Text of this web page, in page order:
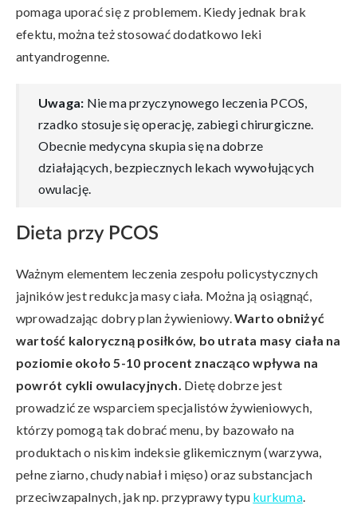
pomaga uporać się z problemem. Kiedy jednak brak
efektu, można też stosować dodatkowo leki
antyandrogenne.
Uwaga: Nie ma przyczynowego leczenia PCOS,
rzadko stosuje się operację, zabiegi chirurgiczne.
Obecnie medycyna skupia się na dobrze
działających, bezpiecznych lekach wywołujących
owulację.
Dieta przy PCOS
Ważnym elementem leczenia zespołu policystycznych
jajników jest redukcja masy ciała. Można ją osiągnąć,
wprowadzając dobry plan żywieniowy.Warto obniżyć
wartość kaloryczną posiłków, bo utrata masy ciała na
poziomie około 5-10 procent znacząco wpływa na
powrót cykli owulacyjnych. Dietę dobrze jest
prowadzić ze wsparciem specjalistów żywieniowych,
którzy pomogą tak dobrać menu, by bazowało na
produktach o niskim indeksie glikemicznym (warzywa,
pełne ziarno, chudy nabiał i mięso) oraz substancjach
przeciwzapalnych, jak np. przyprawy typu kurkuma.